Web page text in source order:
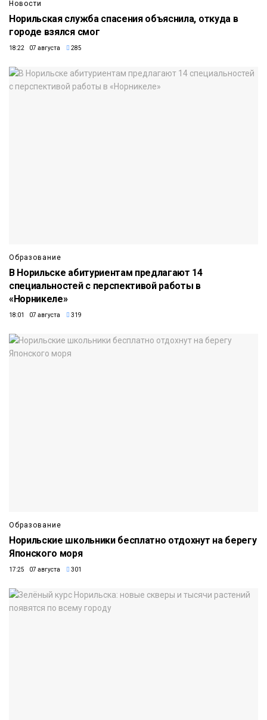
Новости
Норильская служба спасения объяснила, откуда в
городе взялся смог
18:22 07 августа 285
Образование
В Норильске абитуриентам предлагают 14
специальностей с перспективой работы в
«Норникеле»
18:01 07 августа 319
Образование
Норильские школьники бесплатно отдохнут на берегу
Японского моря
17:25 07 августа 301